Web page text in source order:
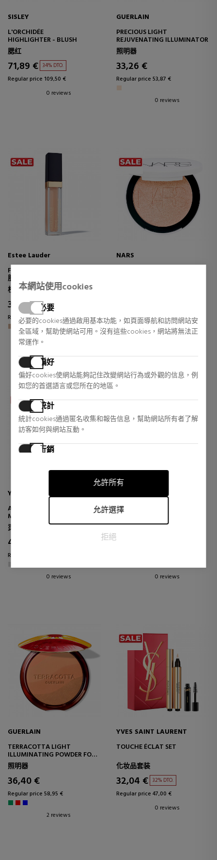
本網站使用cookies
必要
必要的cookies通過啟用基本功能，如頁面導航和訪問網站安
全區域，幫助使網站可用。沒有這些cookies，網站將無法正
常運作。
偏好
偏好cookies使網站能夠記住改變網站行為或外觀的信息，例
如您的首選語言或您所在的地區。
統計
統計cookies通過匿名收集和報告信息，幫助網站所有者了解
訪客如何與網站互動。
行銷
別用戶具有相關性和吸引力的廣告，從而對發布者和第三方
允許所有
允許選擇
拒絕
SISLEY
L'ORCHIDÉE
HIGHLIGHTER - BLUSH
腮红
71,89 € 34% DTO.
Regular price 109,50 €
0 reviews
GUERLAIN
PRECIOUS LIGHT
REJUVENATING ILLUMINATOR
照明器
33,26 €
Regular price 53,87 €
0 reviews
Estee Lauder
FUTURIST SKINCEALER
肤色校正器 + 柔光灯
校正器
37,05 €
Regular price 39,00 €
NARS
Regular price 43,55 €
YVES SAINT LAURENT
ALL HOURS HYPER BLUR
MAKEUP SETTING POWDER
烫金粉
43,68 €
Regular price 65,00 €
0 reviews
CHUBBY STICK SCULPTING
HIGHLIGHT
MAKEUP TO HIGHLIGHT
照明器
0 reviews
GUERLAIN
TERRACOTTA LIGHT
ILLUMINATING POWDER FOR
A NATURALLY HEALTHY
COMPLEXION EFFECT - 96%
NATURALLY DERIVED
INGREDIENTS
照明器
36,40 €
Regular price 58,95 €
2 reviews
YVES SAINT LAURENT
TOUCHE ÉCLAT SET
化妆品套装
32,04 € 32% DTO.
Regular price 47,00 €
0 reviews